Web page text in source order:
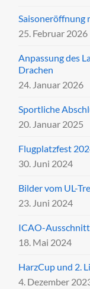
Saisoneröffnung
25. Februar 2026
Anpassung des
Drachen
24. Januar 2026
Sportliche
20. Januar 2025
Flugplatzfest
30. Juni 2024
Bilder vom UL-
23. Juni 2024
ICAO-
18. Mai 2024
HarzCup und 2.
4. Dezember